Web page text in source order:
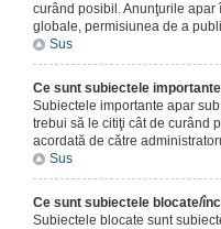
curând posibil. Anunţurile
globale, permisiunea de a
Sus
Ce sunt subiectele
Subiectele importante apar
trebui să le citiţi cât de curând
acordată de către
Sus
Ce sunt subiectele blocate/
Subiectele blocate sunt